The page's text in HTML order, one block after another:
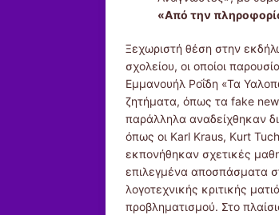
«Από την
Ξεχωριστή θέση στην
σχολείου, οι οποίοι
Εμμανουήλ Ροΐδη «Τα
ζητήματα, όπως τα fake
παράλληλα αναδείχθηκαν
όπως οι Karl Kraus, Kurt
εκπονήθηκαν σχετικές
επιλεγμένα αποσπάσματα
λογοτεχνικής κριτικής
προβληματισμού. Στο